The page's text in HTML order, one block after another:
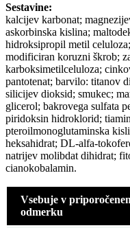
Sestavine:
kalcijev karbonat;
askorbinska kislina;
hidroksipropil metil
modificiran koruzni škrob;
karboksimetilceluloza;
pantotenat; barvilo: titanov
silicijev dioksid; smukec;
glicerol; bakrovega sulfata
piridoksin hidroklorid;
pteroilmonoglutaminska
heksahidrat; DL-alfa-
natrijev molibdat dihidrat;
cianokobalamin.
Vsebuje v
odmerku